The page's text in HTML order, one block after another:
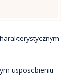
usposobieniu